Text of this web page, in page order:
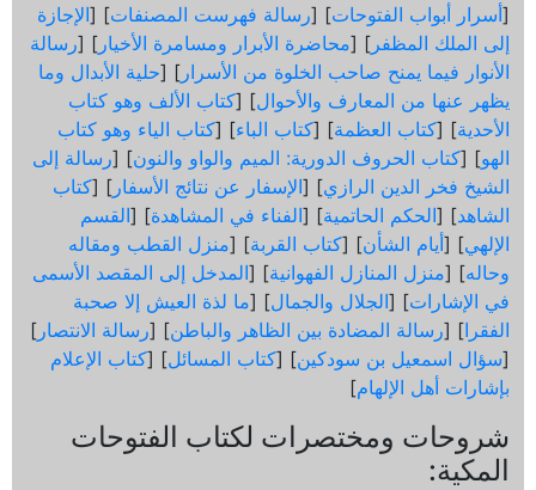
[أسرار أبواب الفتوحات] [رسالة فهرست المصنفات] [الإجازة
إلى الملك المظفر ] [محاضرة الأبرار ومسامرة الأخيار ] [رسالة
الأنوار فيما يمنح صاحب الخلوة من الأسرار ] [حلية الأبدال وما
يظهر عنها من المعارف والأحوال] [كتاب الألف وهو كتاب
الأحدية] [كتاب العظمة] [كتاب الباء] [كتاب الياء وهو كتاب
الهو] [كتاب الحروف الدورية: الميم والواو والنون] [رسالة إلى
الشيخ فخر الدين الرازي] [الإسفار عن نتائج الأسفار ] [كتاب
الشاهد] [الحكم الحاتمية] [الفناء في المشاهدة] [القسم
الإلهي] [أيام الشأن] [كتاب القربة] [منزل القطب ومقاله
وحاله] [منزل المنازل الفهوانية] [المدخل إلى المقصد الأسمى
في الإشارات] [الجلال والجمال] [ما لذة العيش إلا صحبة
الفقرا] [رسالة المضادة بين الظاهر والباطن] [رسالة الانتصار ]
[سؤال اسمعيل بن سودكين] [كتاب المسائل] [كتاب الإعلام
بإشارات أهل الإلهام]
شروحات ومختصرات لكتاب الفتوحات
المكية: